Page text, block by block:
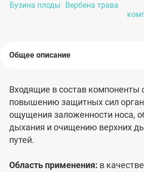
Бузина плоды Вербена трава
Общее описание
Входящие в состав компоненты
повышению защитных сил
ощущения заложенности носа,
дыхания и очищению верхних
путей.
Область применения: в